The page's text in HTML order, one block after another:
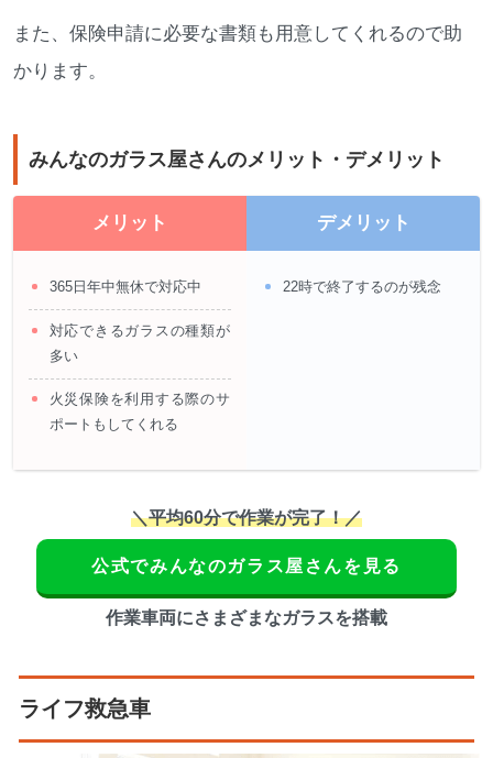
また、保険申請に必要な書類も用意してくれるので助
かります。
みんなのガラス屋さんのメリット・デメリット
メリット
365日年中無休で対応中
対応できるガラスの種類が
多い
火災保険を利用する際のサ
ポートもしてくれる
デメリット
22時で終了するのが残念
＼平均60分で作業が完了！／
公式でみんなのガラス屋さんを見る
作業車両にさまざまなガラスを搭載
ライフ救急車